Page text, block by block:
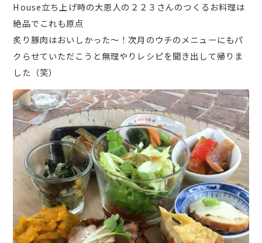
House立ち上げ時の大恩人の２２３さんのつくるお料理は
絶品でこれも原点
炙り豚肉はおいしかった～！次月のウチのメニューにもパ
クらせていただこうと無理やりレシピを聞き出して帰りま
した（笑）